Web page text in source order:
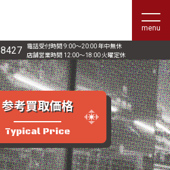
menu
電話受付時間 9:00〜20:00 年中無休
店舗営業時間 12:00〜18:00 火曜定休
参考買取価格
Typical Price